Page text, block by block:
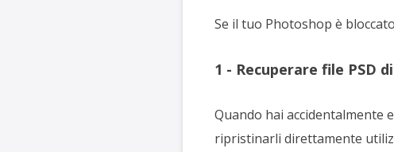
Se il tuo Photoshop è
1 - Recuperare file
Quando hai accidentalmente
ripristinarli direttamente